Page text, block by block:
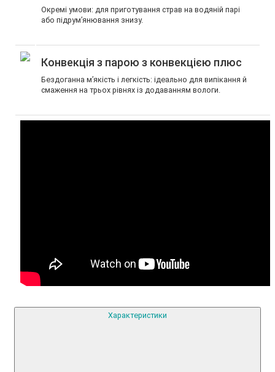
Окремі умови: для приготування страв на водяній парі
або підрум’янювання знизу.
Конвекція з парою з конвекцією плюс
Бездоганна м’якість і легкість: ідеально для випікання й
смаження на трьох рівнях із додаванням вологи.